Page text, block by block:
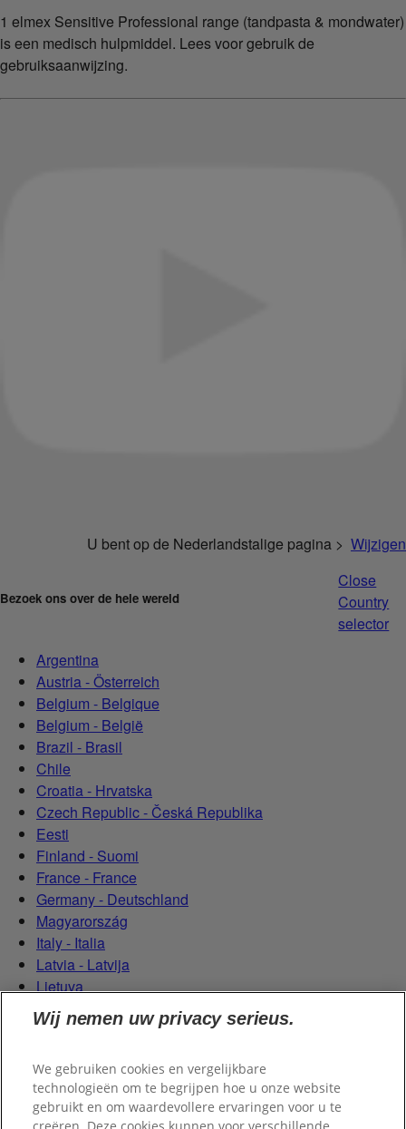
1 elmex Sensitive Professional range (tandpasta & mondwater)
is een medisch hulpmiddel. Lees voor gebruik de
gebruiksaanwijzing.
U bent op de Nederlandstalige pagina > Wijzigen
Bezoek ons over de hele wereld
Close
Country
selector
Argentina
Austria - Österreich
Belgium - Belgique
Belgium - België
Brazil - Brasil
Chile
Croatia - Hrvatska
Czech Republic - Česká Republika
Eesti
Finland - Suomi
France - France
Germany - Deutschland
Magyarország
Italy - Italia
Latvia - Latvija
Lietuva
Netherlands - Nederland
Poland - Polska
Serbian (Serbia)
Slovensko
Slovenija
Wij nemen uw privacy serieus.
We gebruiken cookies en vergelijkbare
technologieën om te begrijpen hoe u onze website
gebruikt en om waardevollere ervaringen voor u te